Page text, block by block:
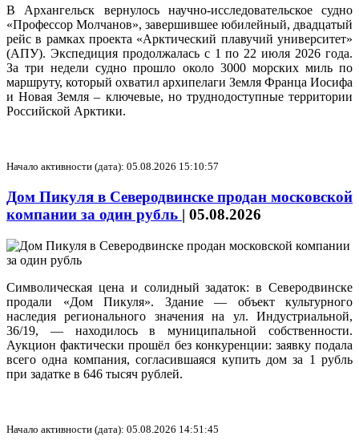
В Архангельск вернулось научно-исследовательское судно
«Профессор Молчанов», завершившее юбилейный, двадцатый
рейс в рамках проекта «Арктический плавучий университет»
(АПУ). Экспедиция продолжалась с 1 по 22 июля 2026 года.
За три недели судно прошло около 3000 морских миль по
маршруту, который охватил архипелаги Земля Франца Иосифа
и Новая Земля – ключевые, но труднодоступные территории
Российской Арктики.
Начало активности (дата): 05.08.2026 15:10:57
Дом Пикуля в Северодвинске продан московской
компании за один рубль | 05.08.2026
Символическая цена и солидный задаток: в Северодвинске
продали «Дом Пикуля». Здание — объект культурного
наследия регионального значения на ул. Индустриальной,
36/19, — находилось в муниципальной собственности.
Аукцион фактически прошёл без конкуренции: заявку подала
всего одна компания, согласившаяся купить дом за 1 рубль
при задатке в 646 тысяч рублей.
Начало активности (дата): 05.08.2026 14:51:45